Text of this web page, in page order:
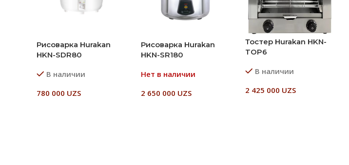
Рисоварка Hurakan
HKN-SDR80
В наличии
780 000 UZS
Рисоварка Hurakan
HKN-SR180
Нет в наличии
2 650 000 UZS
Тостер Hurakan HKN-
TOP6
В наличии
2 425 000 UZS